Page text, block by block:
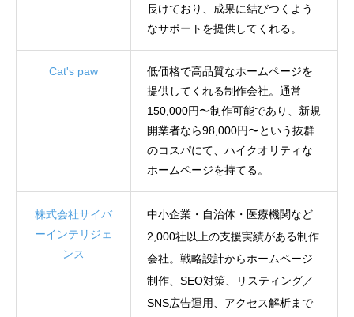
長けており、成果に結びつくよう
なサポートを提供してくれる。
Cat's paw
低価格で高品質なホームページを
提供してくれる制作会社。通常
150,000円〜制作可能であり、新規
開業者なら98,000円〜という抜群
のコスパにて、ハイクオリティな
ホームページを持てる。
株式会社サイバ
ーインテリジェ
ンス
中小企業・自治体・医療機関など
2,000社以上の支援実績がある制作
会社。戦略設計からホームページ
制作、SEO対策、リスティング／
SNS広告運用、アクセス解析まで